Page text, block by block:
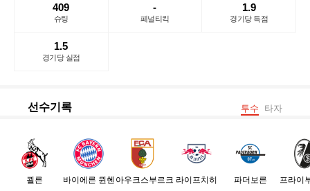
슈팅
409
페널티킥
-
경기당 득점
1.9
경기당 실점
1.5
선수기록 투수 타자
쾰른 바이에른 뮌헨 아우크스부르크 라이프치히 파더보른 프라이